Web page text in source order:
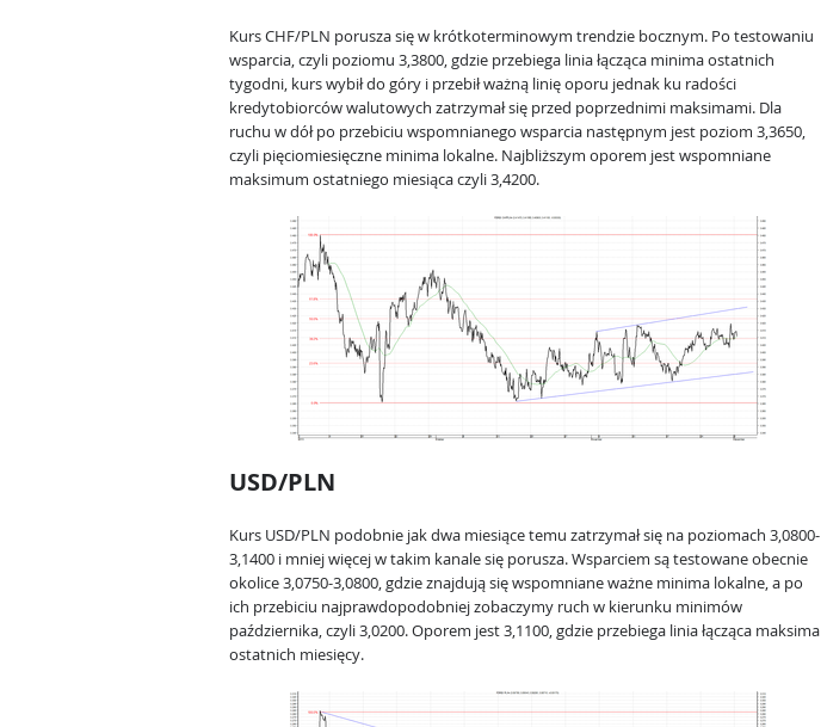
Kurs CHF/PLN porusza się w krótkoterminowym trendzie bocznym. Po testowaniu
wsparcia, czyli poziomu 3,3800, gdzie przebiega linia łącząca minima ostatnich
tygodni, kurs wybił do góry i przebił ważną linię oporu jednak ku radości
kredytobiorców walutowych zatrzymał się przed poprzednimi maksimami. Dla
ruchu w dół po przebiciu wspomnianego wsparcia następnym jest poziom 3,3650,
czyli pięciomiesięczne minima lokalne. Najbliższym oporem jest wspomniane
maksimum ostatniego miesiąca czyli 3,4200.
USD/PLN
Kurs USD/PLN podobnie jak dwa miesiące temu zatrzymał się na poziomach 3,0800-
3,1400 i mniej więcej w takim kanale się porusza. Wsparciem są testowane obecnie
okolice 3,0750-3,0800, gdzie znajdują się wspomniane ważne minima lokalne, a po
ich przebiciu najprawdopodobniej zobaczymy ruch w kierunku minimów
października, czyli 3,0200. Oporem jest 3,1100, gdzie przebiega linia łącząca maksima
ostatnich miesięcy.